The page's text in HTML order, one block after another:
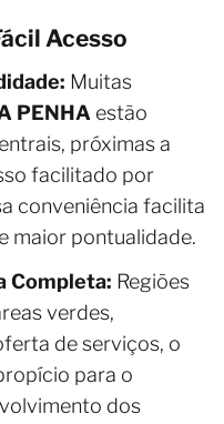
Acesso
Muitas
PENHA estão
próximas a
facilitado por
conveniência facilita
maior pontualidade.
Completa: Regiões
verdes,
de serviços, o
para o
dos